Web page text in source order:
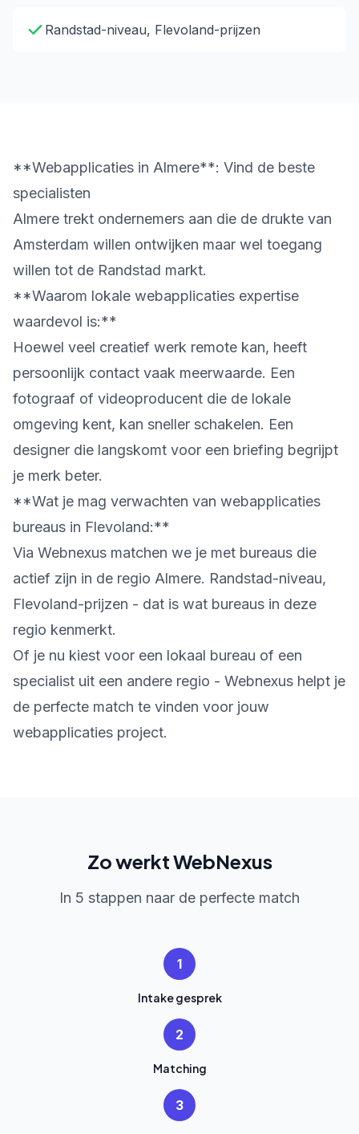
Randstad-niveau, Flevoland-prijzen
**Webapplicaties in Almere**: Vind de beste
specialisten
Almere trekt ondernemers aan die de drukte van
Amsterdam willen ontwijken maar wel toegang
willen tot de Randstad markt.
**Waarom lokale webapplicaties expertise
waardevol is:**
Hoewel veel creatief werk remote kan, heeft
persoonlijk contact vaak meerwaarde. Een
fotograaf of videoproducent die de lokale
omgeving kent, kan sneller schakelen. Een
designer die langskomt voor een briefing begrijpt
je merk beter.
**Wat je mag verwachten van webapplicaties
bureaus in Flevoland:**
Via Webnexus matchen we je met bureaus die
actief zijn in de regio Almere. Randstad-niveau,
Flevoland-prijzen - dat is wat bureaus in deze
regio kenmerkt.
Of je nu kiest voor een lokaal bureau of een
specialist uit een andere regio - Webnexus helpt je
de perfecte match te vinden voor jouw
webapplicaties project.
Zo werkt WebNexus
In 5 stappen naar de perfecte match
1
Intake gesprek
2
Matching
3